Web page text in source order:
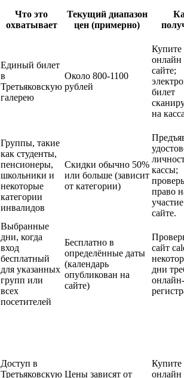
Что это
охватывает
Текущий диапазон
цен (примерно)
Единый билет
в
Третьяковскую
галерею
Около 800-1100
рублей
Купите
онлайн
сайте;
билет
на
Группы, такие
как студенты,
пенсионеры,
школьники и
некоторые
категории
инвалидов
Скидки обычно 50%
или больше (зависит
от категории)
кассы;
право
сайте.
Выбранные
дни, когда
вход
бесплатный
для указанных
групп или
всех
посетителей
Бесплатно в
определённые даты
(календарь
опубликован на
сайте)
сайт
дни
онлайн-
Доступ в
Третьяковскую Цены зависят от
Купите
онлайн